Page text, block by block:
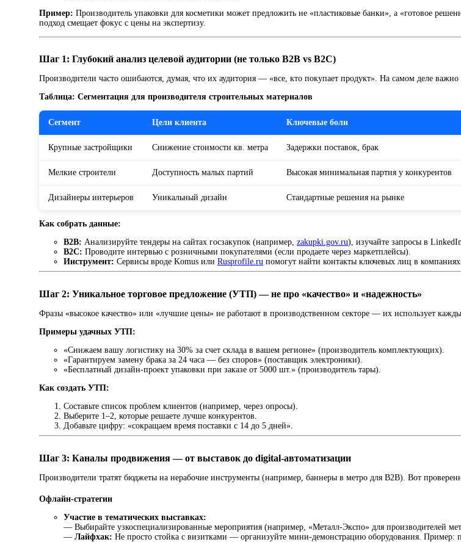
Пример: Производитель упаковки для косметики может предложить не «пластиковые банки», а «готовое
подход смещает фокус с цены на экспертизу.
Шаг 1: Глубокий анализ целевой аудитории (не только B2B vs B2C)
Производители часто ошибаются, думая, что их аудитория — «все, кто покупает продукт». На самом деле важно
Таблица: Сегментация для производителя строительных материалов
Сегмент Цели клиента Ключевые боли
Крупные застройщики Снижение стоимости кв. метра Задержки поставок, брак
Мелкие строители Доступность малых партий Высокая минимальная партия у конкурентов
Дизайнеры интерьеров Уникальный дизайн Стандартные решения на рынке
Как собрать данные:
B2B: Анализируйте тендеры на сайтах госзакупок (например, zakupki.gov.ru), изучайте запросы в
B2C: Проводите интервью с розничными покупателями (если продаете через маркетплейсы).
Инструмент: Сервисы вроде Komus или Rusprofile.ru помогут найти контакты ключевых лиц в
Шаг 2: Уникальное торговое предложение (УТП) — не про «качество» и «надежность»
Фразы «высокое качество» или «лучшие цены» не работают в производственном секторе — их использует
Примеры удачных УТП:
«Снижаем вашу логистику на 30% за счет склада в вашем регионе» (производитель комплектующих).
«Гарантируем замену брака за 24 часа — без споров» (поставщик электроники).
«Бесплатный дизайн-проект упаковки при заказе от 5000 шт.» (производитель тары).
Как создать УТП:
Составьте список проблем клиентов (например, через опросы).
Выберите 1–2, которые решаете лучше конкурентов.
Добавьте цифру: «сокращаем время поставки с 14 до 5 дней».
Шаг 3: Каналы продвижения — от выставок до digital-автоматизации
Производители тратят бюджеты на нерабочие инструменты (например, баннеры в метро для B2B). Вот
Офлайн-стратегии
Участие в тематических выставках:
— Выбирайте узкоспециализированные мероприятия (например, «Металл-Экспо» для производителей
— Лайфхак: Не просто стойка с визитками — организуйте мини-демонстрацию оборудования. Пример: